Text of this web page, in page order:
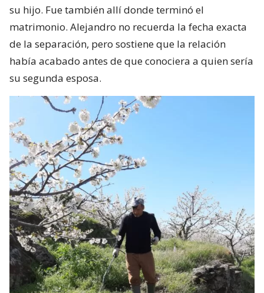
su hijo. Fue también allí donde terminó el
matrimonio. Alejandro no recuerda la fecha exacta
de la separación, pero sostiene que la relación
había acabado antes de que conociera a quien sería
su segunda esposa.